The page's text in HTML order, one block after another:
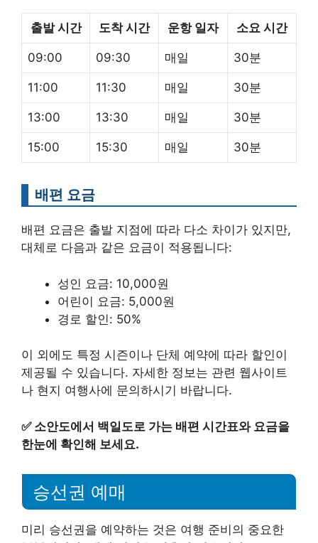
출발 시간 도착 시간 운항 일자 소요 시간
09:00 09:30 매일 30분
11:00 11:30 매일 30분
13:00 13:30 매일 30분
15:00 15:30 매일 30분
배편 요금
배편 요금은 출발 지점에 따라 다소 차이가 있지만,
대체로 다음과 같은 요금이 적용됩니다:
성인 요금: 10,000원
어린이 요금: 5,000원
경로 할인: 50%
이 외에도 특정 시즌이나 단체 예약에 따라 할인이
제공될 수 있습니다. 자세한 정보는 관련 웹사이트
나 현지 여행사에 문의하시기 바랍니다.
✅ 소안도에서 백일도로 가는 배편 시간표와 요금을
한눈에 확인해 보세요.
승선권 예매
미리 승선권을 예약하는 것은 여행 준비의 중요한